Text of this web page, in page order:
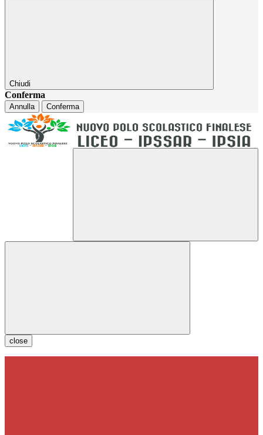
Chiudi
Conferma
Annulla Conferma
close